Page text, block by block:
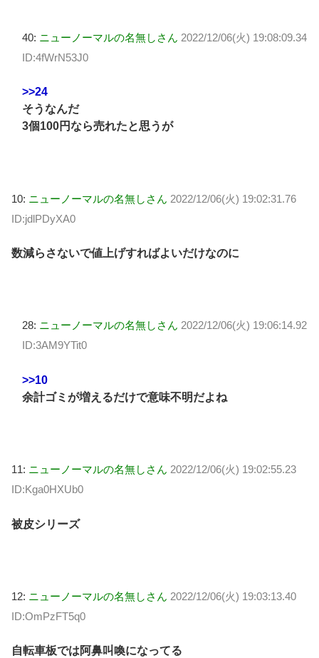
40: ニューノーマルの名無しさん 2022/12/06(火) 19:08:09.34
ID:4fWrN53J0
>>24
そうなんだ
3個100円なら売れたと思うが
10: ニューノーマルの名無しさん 2022/12/06(火) 19:02:31.76
ID:jdlPDyXA0
数減らさないで値上げすればよいだけなのに
28: ニューノーマルの名無しさん 2022/12/06(火) 19:06:14.92
ID:3AM9YTit0
>>10
余計ゴミが増えるだけで意味不明だよね
11: ニューノーマルの名無しさん 2022/12/06(火) 19:02:55.23
ID:Kga0HXUb0
被皮シリーズ
12: ニューノーマルの名無しさん 2022/12/06(火) 19:03:13.40
ID:OmPzFT5q0
自転車板では阿鼻叫喚になってる